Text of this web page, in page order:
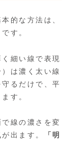
的な方法は、
す。
細い線で表現
は濃く太い線
るだけで、平
す。
線の濃さを変
出ます。
「明